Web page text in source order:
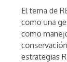
El tema de
como una
como
estrategias